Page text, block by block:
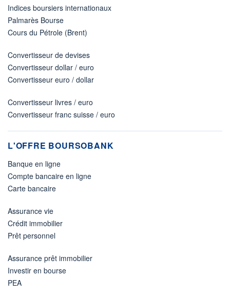
Indices boursiers internationaux
Palmarès Bourse
Cours du Pétrole (Brent)
Convertisseur de devises
Convertisseur dollar / euro
Convertisseur euro / dollar
Convertisseur livres / euro
Convertisseur franc suisse / euro
L'OFFRE BOURSOBANK
Banque en ligne
Compte bancaire en ligne
Carte bancaire
Assurance vie
Crédit immobilier
Prêt personnel
Assurance prêt immobilier
Investir en bourse
PEA